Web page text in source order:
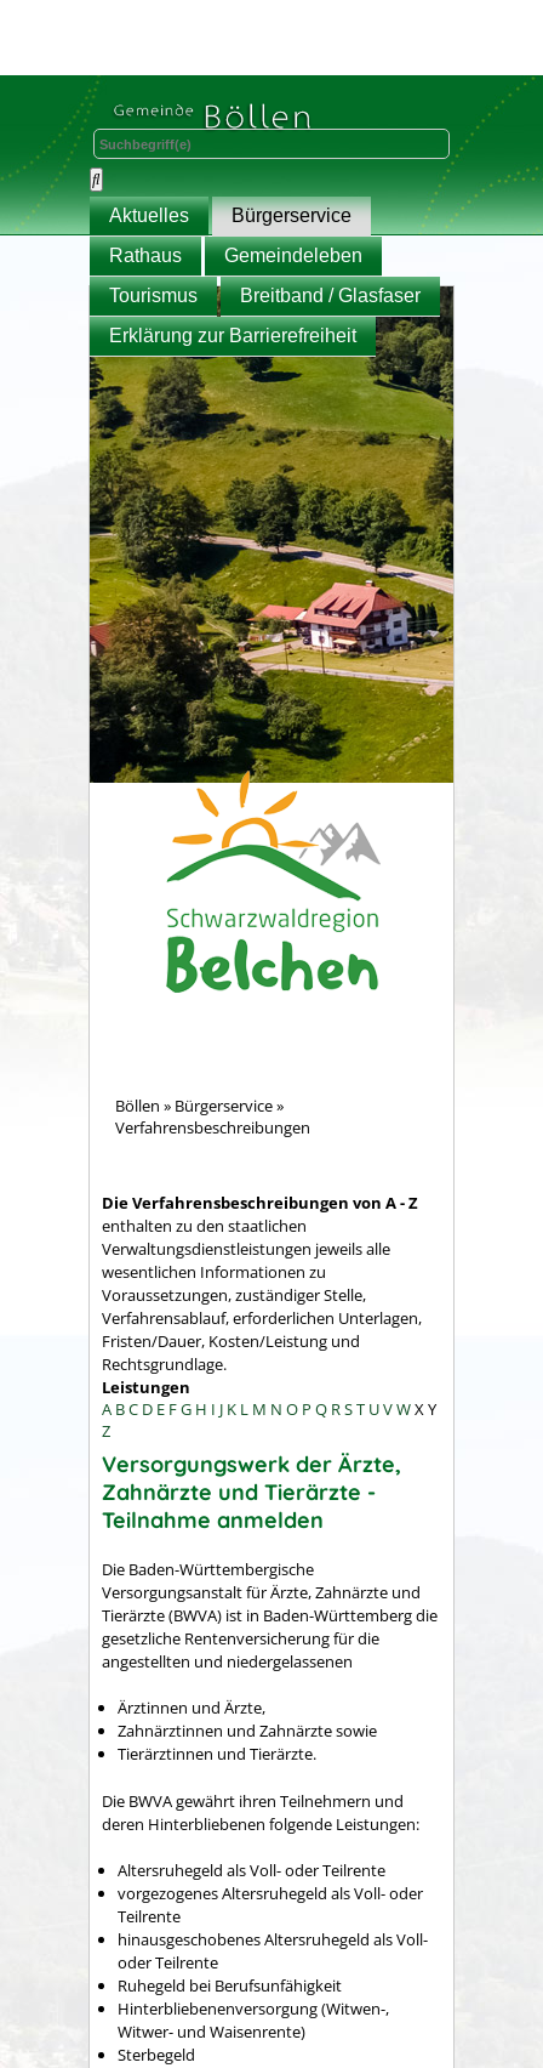
Aktuelles
Bürgerservice
Rathaus
Gemeindeleben
Tourismus
Breitband / Glasfaser
Erklärung zur Barrierefreiheit
Böllen » Bürgerservice»
Verfahrensbeschreibungen
Die Verfahrensbeschreibungen von A - Z
enthalten zu den staatlichen
Verwaltungsdienstleistungen jeweils alle
wesentlichen Informationen zu
Voraussetzungen, zuständiger Stelle,
Verfahrensablauf, erforderlichen Unterlagen,
Fristen/Dauer, Kosten/Leistung und
Rechtsgrundlage.
Leistungen
A BC D E FG H I J K L M N O P Q RST UVWX Y
Z
Versorgungswerk der Ärzte,
Zahnärzte und Tierärzte -
Teilnahme anmelden
Die Baden-Württembergische
Versorgungsanstalt für Ärzte, Zahnärzte und
Tierärzte (BWVA) ist in Baden-Württemberg die
gesetzliche Rentenversicherung für die
angestellten und niedergelassenen
Ärztinnen und Ärzte,
Zahnärztinnen und Zahnärzte sowie
Tierärztinnen und Tierärzte.
Die BWVA gewährt ihren Teilnehmern und
deren Hinterbliebenen folgende Leistungen:
Altersruhegeld als Voll- oder Teilrente
vorgezogenes Altersruhegeld als Voll- oder
Teilrente
hinausgeschobenes Altersruhegeld als Voll-
oder Teilrente
Ruhegeld bei Berufsunfähigkeit
Hinterbliebenenversorgung (Witwen-,
Witwer- und Waisenrente)
Sterbegeld